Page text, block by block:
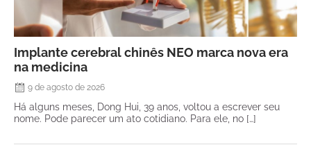
Implante cerebral chinês NEO marca nova era
na medicina
9 de agosto de 2026
Há alguns meses, Dong Hui, 39 anos, voltou a escrever seu
nome. Pode parecer um ato cotidiano. Para ele, no […]